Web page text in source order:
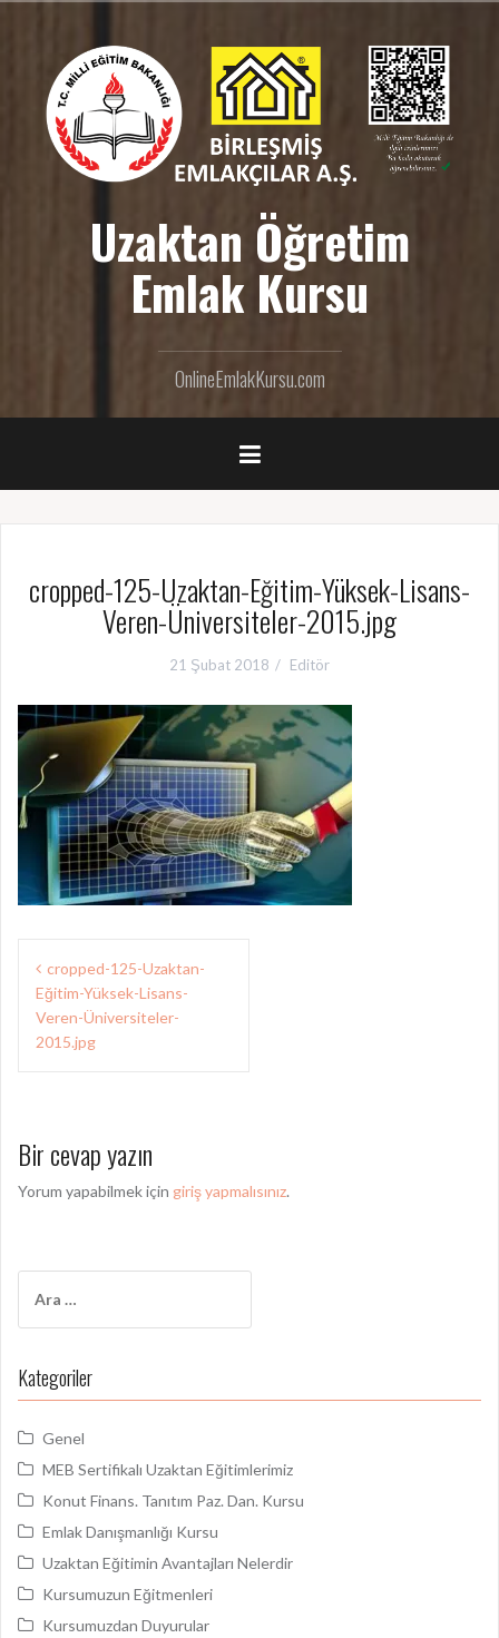
Uzaktan Öğretim
Emlak Kursu
OnlineEmlakKursu.com
cropped-125-Uzaktan-Eğitim-Yüksek-Lisans-
Veren-Üniversiteler-2015.jpg
21 Şubat 2018 Editör
o
l
ş
ı
cropped-125-Uzaktan-
Eğitim-Yüksek-Lisans-
Veren-Üniversiteler-
2015.jpg
Bir cevap yazın
Yorum yapabilmek için giriş yapmalısınız.
a
a
:
Kategoriler
Genel
MEB Sertifikalı Uzaktan Eğitimlerimiz
Konut Finans. Tanıtım Paz. Dan. Kursu
Emlak Danışmanlığı Kursu
Uzaktan Eğitimin Avantajları Nelerdir
Kursumuzun Eğitmenleri
Kursumuzdan Duyurular